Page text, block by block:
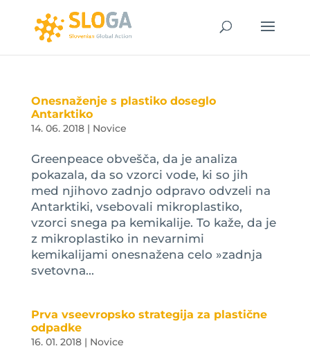
Onesnaženje s plastiko doseglo
Antarktiko
14. 06. 2018| Novice
Greenpeace obvešča, da je analiza
pokazala, da so vzorci vode, ki so jih
med njihovo zadnjo odpravo odvzeli na
Antarktiki, vsebovali mikroplastiko,
vzorci snega pa kemikalije. To kaže, da je
z mikroplastiko in nevarnimi
kemikalijami onesnažena celo »zadnja
svetovna...
Prva vseevropsko strategija za plastične
odpadke
16. 01. 2018| Novice